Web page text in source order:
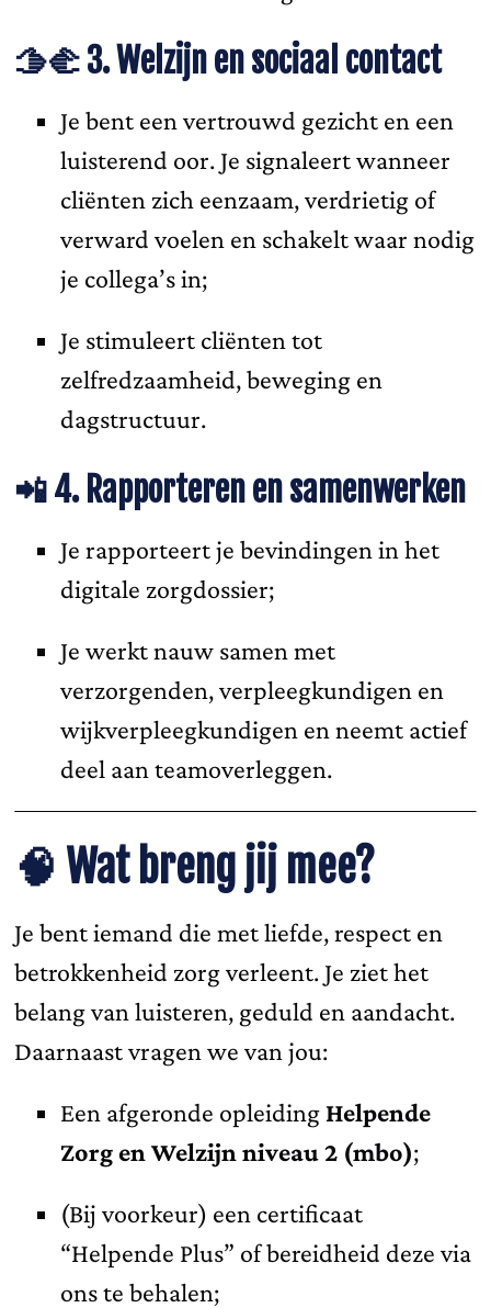
🫱‍🫲 3. Welzijn en sociaal contact
Je bent een vertrouwd gezicht en een
luisterend oor. Je signaleert wanneer
cliënten zich eenzaam, verdrietig of
verward voelen en schakelt waar nodig
je collega’s in;
Je stimuleert cliënten tot
zelfredzaamheid, beweging en
dagstructuur.
📲 4. Rapporteren en samenwerken
Je rapporteert je bevindingen in het
digitale zorgdossier;
Je werkt nauw samen met
verzorgenden, verpleegkundigen en
wijkverpleegkundigen en neemt actief
deel aan teamoverleggen.
🧠 Wat breng jij mee?
Je bent iemand die met liefde, respect en
betrokkenheid zorg verleent. Je ziet het
belang van luisteren, geduld en aandacht.
Daarnaast vragen we van jou:
Een afgeronde opleidingHelpende
Zorg en Welzijn niveau 2 (mbo);
(Bij voorkeur) een certificaat
“Helpende Plus” of bereidheid deze via
ons te behalen;